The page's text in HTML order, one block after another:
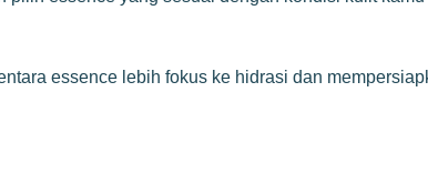
essence lebih fokus ke hidrasi dan